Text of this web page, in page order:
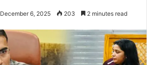
December 6, 2025 203 2 minutes read